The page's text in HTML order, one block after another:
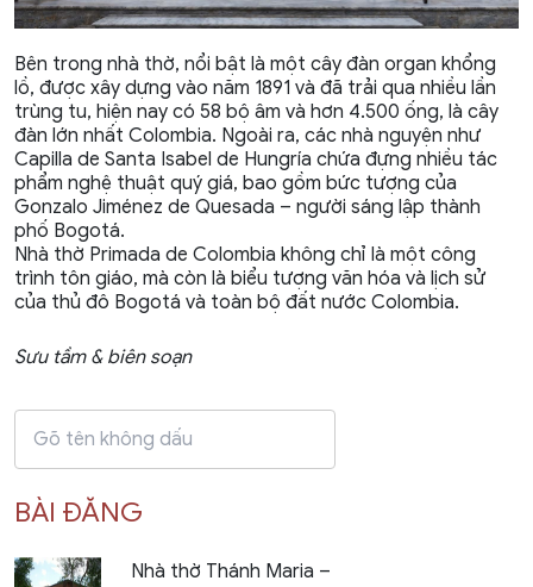
Bên trong nhà thờ, nổi bật là một cây đàn organ khổng
lồ, được xây dựng vào năm 1891 và đã trải qua nhiều lần
trùng tu, hiện nay có 58 bộ âm và hơn 4.500 ống, là cây
đàn lớn nhất Colombia. Ngoài ra, các nhà nguyện như
Capilla de Santa Isabel de Hungría chứa đựng nhiều tác
phẩm nghệ thuật quý giá, bao gồm bức tượng của
Gonzalo Jiménez de Quesada – người sáng lập thành
phố Bogotá.​
Nhà thờ Primada de Colombia không chỉ là một công
trình tôn giáo, mà còn là biểu tượng văn hóa và lịch sử
của thủ đô Bogotá và toàn bộ đất nước Colombia.
Sưu tầm & biên soạn
BÀI ĐĂNG
Nhà thờ Thánh Maria –